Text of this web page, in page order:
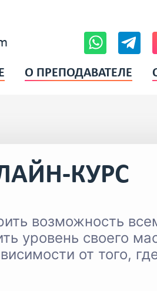
О ПРЕПОДАВАТЕЛЕ
ОБ ОБУЧЕНИИ
КУРС
возможность
уровень своего
от того,